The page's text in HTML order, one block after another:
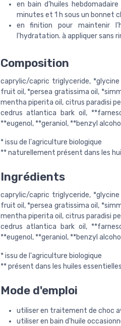
en bain d’huiles
minutes et 1 h sous un bonnet
en finition pour maintenir
l'hydratation. à appliquer sans
Composition
caprylic/capric triglyceride,
fruit oil, *persea gratissima oil,
mentha piperita oil, citrus paradisi
cedrus atlantica bark oil,
**eugenol, **geraniol, **benzyl
* issu de l'agriculture biologique
** naturellement présent dans les
Ingrédients
caprylic/capric triglyceride,
fruit oil, *persea gratissima oil,
mentha piperita oil, citrus paradisi
cedrus atlantica bark oil,
**eugenol, **geraniol, **benzyl
* issu de l'agriculture biologique
** présent dans les huiles essentielles
Mode d'emploi
utiliser en traitement de choc
utiliser en bain d'huile